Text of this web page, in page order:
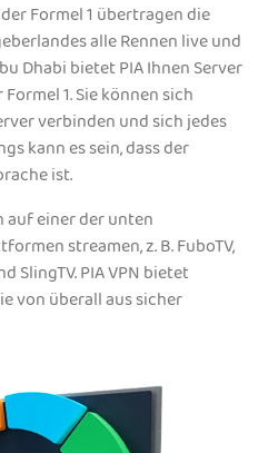
Formel 1 übertragen die
alle Rennen live und
Dhabi bietet PIA Ihnen Server
1. Sie können sich
verbinden und sich jedes
kann es sein, dass der
ist.
auf einer der unten
streamen, z. B. FuboTV,
SlingTV. PIA VPN bietet
von überall aus sicher